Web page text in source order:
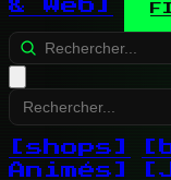
& Web]
[shops]
Animés]